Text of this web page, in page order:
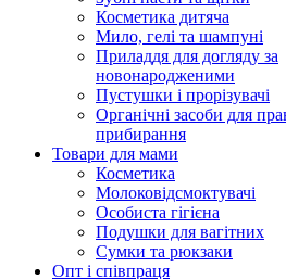
Косметика дитяча
Мило, гелі та шампуні
Приладдя для догляду за
новонародженими
Пустушки і прорізувачі
Органічні засоби для
прибирання
Товари для мами
Косметика
Молоковідсмоктувачі
Особиста гігієна
Подушки для вагітних
Сумки та рюкзаки
Опт і співпраця